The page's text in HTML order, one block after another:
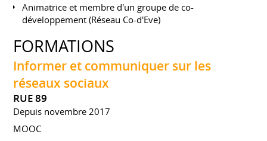
Animatrice et membre d'un groupe de co-
développement (Réseau Co-d'Eve)
FORMATIONS
Informer et communiquer sur les
réseaux sociaux
RUE 89
Depuis novembre 2017
MOOC